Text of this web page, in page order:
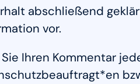
abschließend
vor.
Ihren Kommentar